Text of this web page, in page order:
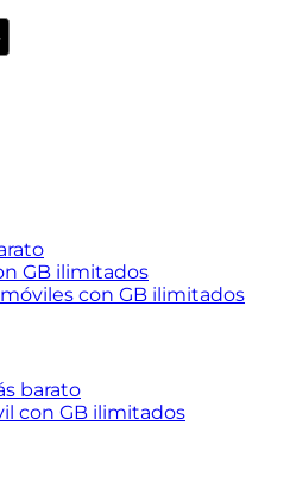
GB ilimitados
móviles con GB ilimitados
barato
con GB ilimitados